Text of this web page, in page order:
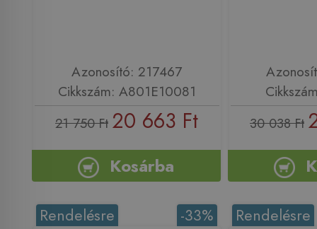
Azonosító: 217467
Cikkszám: A801E10081
21 750 Ft 20 663 Ft
Kosárba
30 038 Ft
-33%
Rendelésre Rendelésre